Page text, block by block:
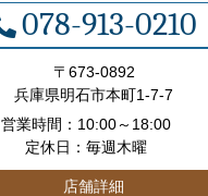
078-913-0210
〒673-0892
兵庫県明石市本町1-7-7
営業時間： 10:00～ 18:00
定休日：毎週木曜
店舗詳細